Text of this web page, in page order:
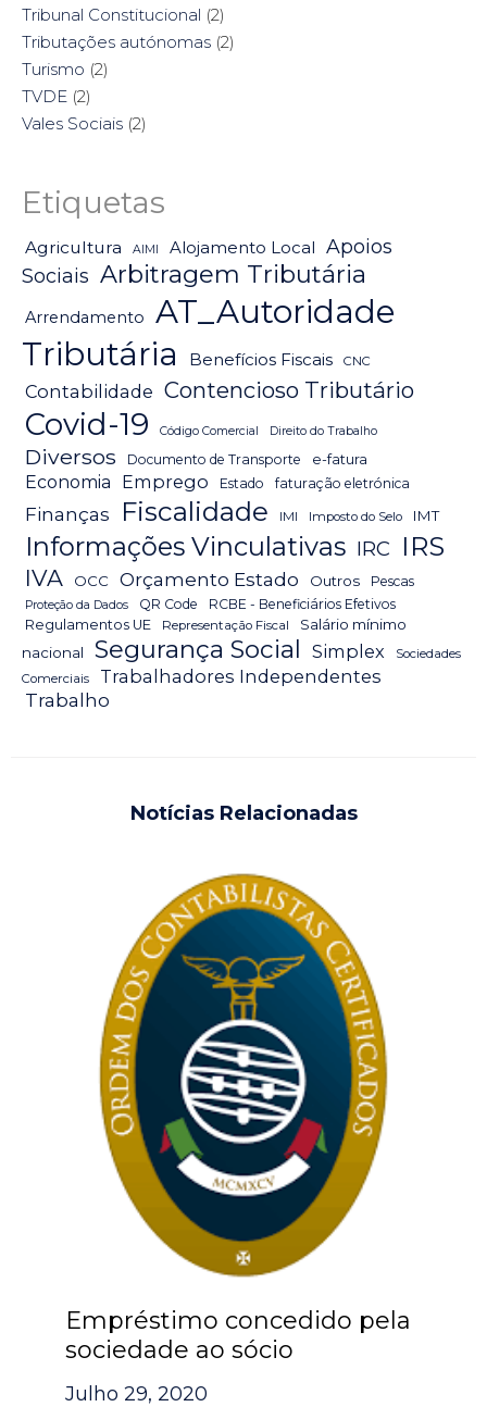
Tribunal Constitucional (2)
Tributações autónomas (2)
Turismo (2)
TVDE (2)
Vales Sociais (2)
Etiquetas
Agricultura AIMI Alojamento Local
Apoios
Sociais Arbitragem Tributária
Arrendamento
AT_Autoridade
Tributária
Benefícios Fiscais CNC
Contabilidade Contencioso Tributário
Covid-19 Código Comercial Direito do Trabalho
Diversos Documento de Transporte e-fatura
Economia Emprego Estado faturação eletrónica
Finanças Fiscalidade IMI Imposto do Selo IMT
Informações Vinculativas IRC IRS
IVA OCC Orçamento Estado Outros Pescas
Proteção da Dados QR Code
RCBE - Beneficiários Efetivos
Regulamentos UE
Representação Fiscal
Salário mínimo
nacional
Segurança Social Simplex
Sociedades
Comerciais
Trabalhadores Independentes
Trabalho
Notícias Relacionadas
Empréstimo concedido pela
sociedade ao sócio
Julho 29, 2020